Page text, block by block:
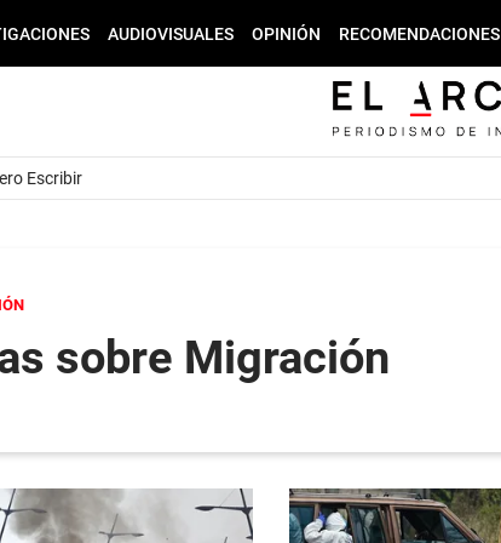
AUDIOVISUALES OPINIÓN RECOMENDACIONES
Escribir
sobre Migración